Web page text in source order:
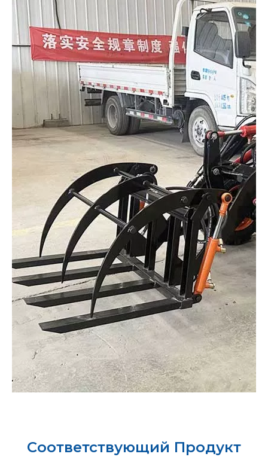
Соответствующий Продукт